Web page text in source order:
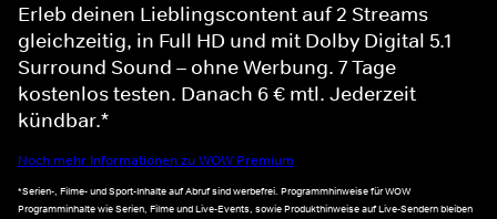
Erleb deinen Lieblingscontent auf 2 Streams
gleichzeitig, in Full HD und mit Dolby Digital 5.1
Surround Sound – ohne Werbung. 7 Tage
kostenlos testen. Danach 6 € mtl. Jederzeit
kündbar.*
Noch mehr Informationen zu WOW Premium
*Serien-, Filme- und Sport-Inhalte auf Abruf sind werbefrei. Programmhinweise für WOW
Programminhalte wie Serien, Filme und Live-Events, sowie Produkthinweise auf Live-Sendern bleiben